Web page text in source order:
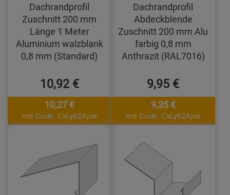
Dachrandprofil
Zuschnitt 200 mm
Länge 1 Meter
Aluminium walzblank
0,8 mm (Standard)
10,92 €
10,27 €
mit Code: CxLyh2Ajne
Dachrandprofil
Abdeckblende
Zuschnitt 200 mm Alu
farbig 0,8 mm
Anthrazit (RAL7016)
9,95 €
9,35 €
mit Code: CxLyh2Ajne